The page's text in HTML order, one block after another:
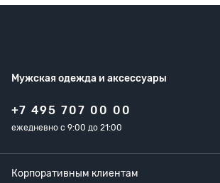
Мужская одежда и аксессуары
+7 495 707 00 00
ежедневно с 9:00 до 21:00
Корпоративным клиентам